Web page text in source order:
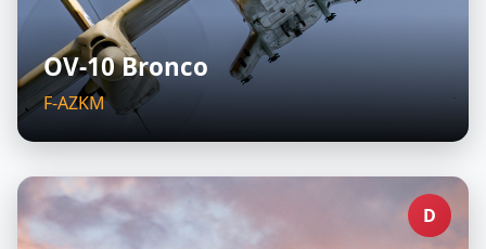
OV-10 Bronco
F-AZKM
D